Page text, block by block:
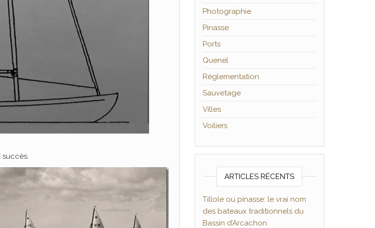
Photographie
Pinasse
Ports
Quenel
Règlementation
Sauvetage
Villes
Voiliers
ARTICLES RÉCENTS
Tillole ou pinasse: le vrai nom
des bateaux traditionnels du
Bassin d’Arcachon